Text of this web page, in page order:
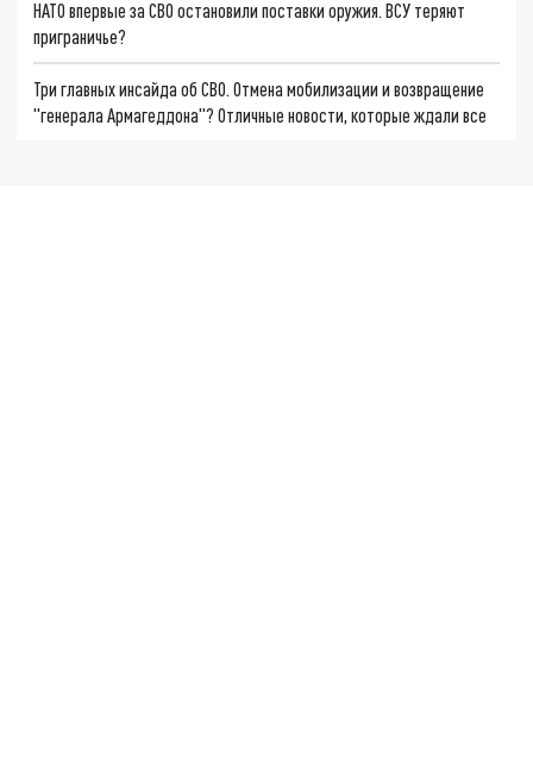
НАТО впервые за СВО остановили поставки оружия. ВСУ теряют
приграничье?
Три главных инсайда об СВО. Отмена мобилизации и возвращение
"генерала Армагеддона"? Отличные новости, которые ждали все